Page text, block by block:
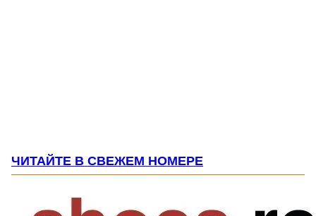
ЧИТАЙТЕ В СВЕЖЕМ НОМЕРЕ